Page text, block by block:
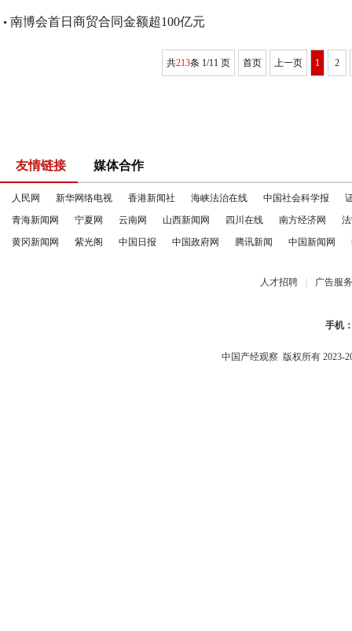
南博会首日商贸合同金额超100亿元
共213条 1/11 页 首页 上一页 1 2
友情链接 媒体合作
人民网 新华网络电视 香港新闻社 海峡法治在线 中国社会科学报
青海新闻网
宁夏网 云南网 山西新闻网 四川在线 南方经济网
黄冈新闻网
紫光阁 中国日报 中国政府网 腾讯新闻 中国新闻网
人才招聘 广告服务
手机
中国产经观察 版权所有 2023-